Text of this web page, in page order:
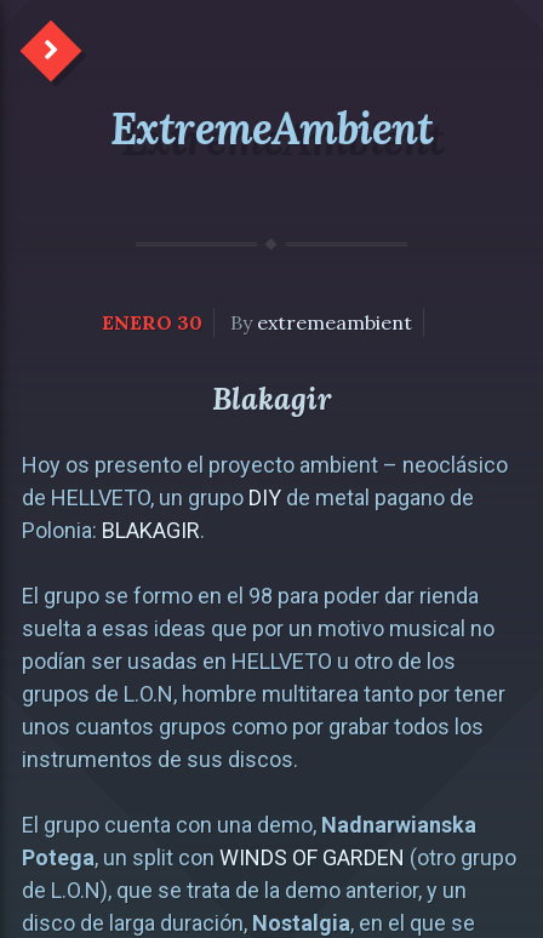
ExtremeAmbient
ENERO 30 By extremeambient
Blakagir
Hoy os presento el proyecto ambient – neoclásico
de HELLVETO, un grupo DIYde metal pagano de
Polonia: BLAKAGIR.
El grupo se formo en el 98 para poder dar rienda
suelta a esas ideas que por un motivo musical no
podían ser usadas en HELLVETO u otro de los
grupos de L.O.N, hombre multitarea tanto por tener
unos cuantos grupos como por grabar todos los
instrumentos de sus discos.
El grupo cuenta con una demo, Nadnarwianska
Potega, un split con WINDS OF GARDEN (otro grupo
de L.O.N), que se trata de la demo anterior, y un
disco de larga duración, Nostalgia, en el que se